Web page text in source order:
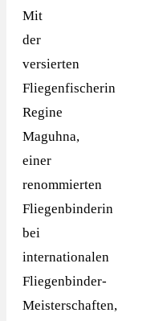
Mit
der
versierten
Fliegenfischerin
Regine
Maguhna,
einer
renommierten
Fliegenbinderin
bei
internationalen
Fliegenbinder-
Meisterschaften,